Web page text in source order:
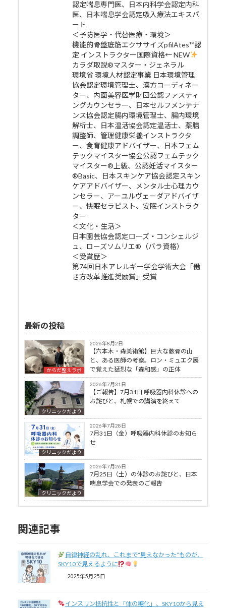
認定喘息専門医、日本内科学会認定内科
医、日本喘息学会認定吸入療法エキスパ
ート
＜予防医学・代替医療・環境＞
機能的骨盤底筋エクササイズpfilAtes™認
定 インストラクター国際資格← NEW
カラダ取説®マスター・ジェネラル
環境省 環境人材認定事業 日本環境管理
協会認定環境管理士、漢方コーディネー
ター、内面美容医学財団公認ファスティ
ングカウンセラー、日本セルフメンテナ
ンス協会認定腸内環境管理士、腸内環境
解析士、日本温活協会認定温活士、薬膳
調整師、管理健康栄養インストラクタ
ー、食育健康アドバイザー、日本フェム
テックマイスター協会公認フェムテック
マイスター®上級、公認妊活マイスター
®Basic、日本スキンケア協会認定スキン
ケアアドバイザー、メンタル士心理カウ
ンセラー、アーユルヴェーダアドバイザ
ー、快眠セラピスト、安眠インストラク
ター
＜文化・生活＞
日本園芸協会認定ローズ・コンシェルジ
ュ、ローズソムリエ®（バラ資格）
＜受賞歴＞
第74回日本アレルギー学会学術大会「働
き方改革推進奨励賞」受賞
最新の投稿
からだ整えラボ
2026年8月2日
【六本木・森美術館】巨大な骸骨の山
と、ある医師の考察。ロン・ミュエク展
で覚えた猛烈な「違和感」の正体
クリニックだより
2026年7月31日
【ご報告】7月31日 呼吸器内科休診への
お詫びと、札幌での講演を終えて
クリニックだより
2026年7月28日
7月31日（金）呼吸器内科休診のお知ら
せ
クリニックだより
2026年7月26日
7月25日（土）の休診のお詫びと、日本
喘息学会での発表のご報告
関連記事
自律神経の乱れ、これまで“見えなかった”ものが、
SKY10で見えるように
2025年5月25日
インスリン抵抗性と「体の糖化」、SKY10から見え